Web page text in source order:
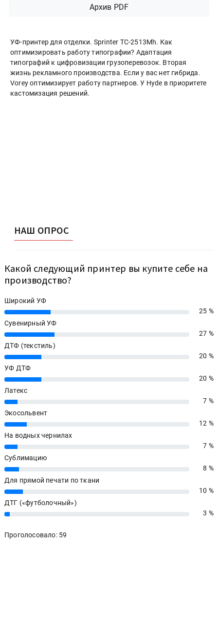
Архив PDF
УФ-принтер для отделки. Sprinter ТС-2513Mh. Как
оптимизировать работу типографии? Адаптация
типографий к цифровизации грузоперевозок. Вторая
жизнь рекламного производства. Если у вас нет гибрида.
Vorey оптимизирует работу партнеров. У Hyde в приоритете
кастомизация решений.
НАШ ОПРОС
Какой следующий принтер вы купите себе на
производство?
Широкий УФ
25%
25 %
Сувенирный УФ
27%
27 %
ДТФ (текстиль)
20%
20 %
УФ ДТФ
20%
20 %
Латекс
7%
7 %
Экосольвент
12%
12 %
На водных чернилах
7%
7 %
Сублимацию
8%
8 %
Для прямой печати по ткани
10%
10 %
ДТГ («футболочный»)
3% 3 %
Проголосовало: 59